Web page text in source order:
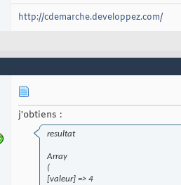
http://cdemarche.developpez.com/
j'obtiens :
resultat
Array
(
[valeur] => 4